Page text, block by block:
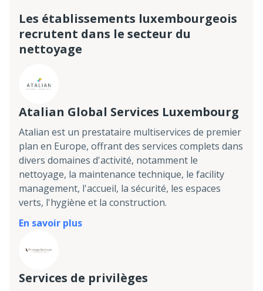
Les établissements luxembourgeois
recrutent dans le secteur du
nettoyage
Atalian Global Services Luxembourg
Atalian est un prestataire multiservices de premier
plan en Europe, offrant des services complets dans
divers domaines d'activité, notamment le
nettoyage, la maintenance technique, le facility
management, l'accueil, la sécurité, les espaces
verts, l'hygiène et la construction.
En savoir plus
Services de privilèges